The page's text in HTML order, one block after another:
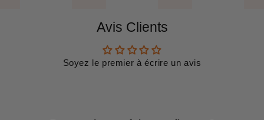
Avis Clients
Soyez le premier à écrire un avis